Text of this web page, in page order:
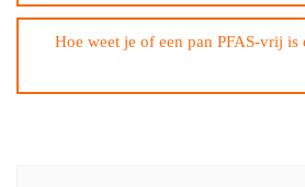
Hoe weet je of een pan PFAS-vrij is